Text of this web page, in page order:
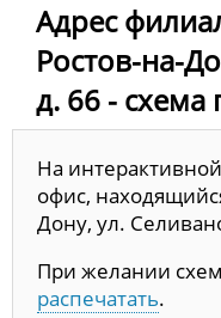
Адрес
Ростов-на-
д. 66 - схема
На
офис,
Дону, ул.
При желании
распечатать.